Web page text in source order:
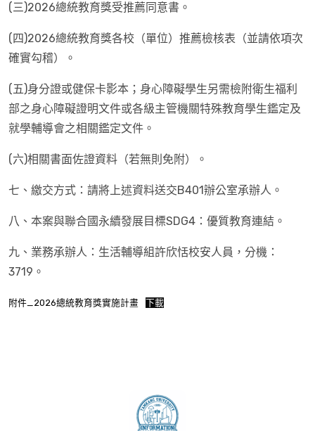
(三)2026總統教育獎受推薦同意書。
(四)2026總統教育獎各校（單位）推薦檢核表（並請依項次
確實勾稽）。
(五)身分證或健保卡影本；身心障礙學生另需檢附衛生福利
部之身心障礙證明文件或各級主管機關特殊教育學生鑑定及
就學輔導會之相關鑑定文件。
(六)相關書面佐證資料（若無則免附）。
七、繳交方式：請將上述資料送交B401辦公室承辦人。
八、本案與聯合國永續發展目標SDG4：優質教育連結。
九、業務承辦人：生活輔導組許欣恬校安人員，分機：
3719。
附件_2026總統教育獎實施計畫 下載